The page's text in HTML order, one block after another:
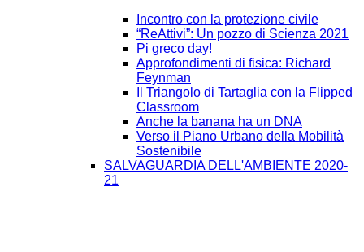
Incontro con la protezione civile
“ReAttivi”: Un pozzo di Scienza 2021
Pi greco day!
Approfondimenti di fisica: Richard
Feynman
Il Triangolo di Tartaglia con la Flipped
Classroom
Anche la banana ha un DNA
Verso il Piano Urbano della Mobilità
Sostenibile
SALVAGUARDIA DELL'AMBIENTE 2020-
21